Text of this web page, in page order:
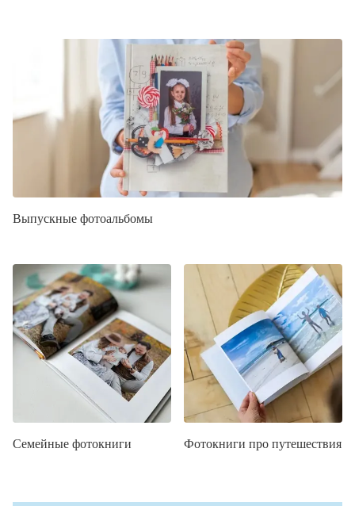
Выпускные фотоальбомы
Семейные фотокниги Фотокниги про путешествия